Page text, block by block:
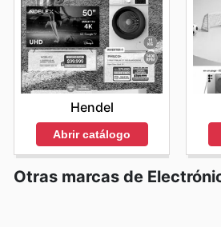
Hendel
Abrir catálogo
Otras marcas de